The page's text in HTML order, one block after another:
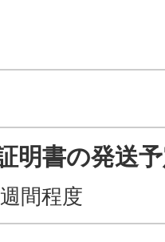
明書の発送
間程度